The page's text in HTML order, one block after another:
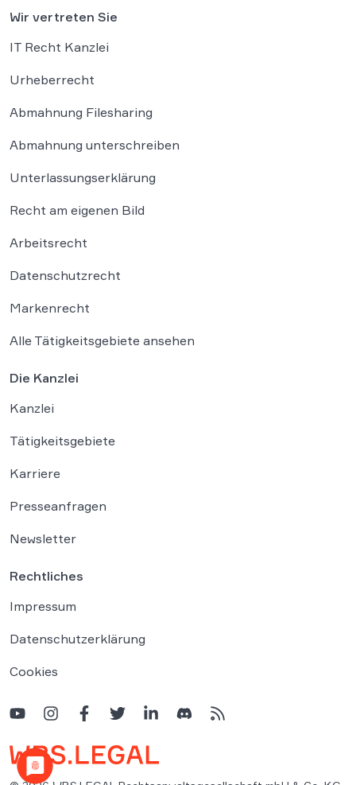
Wir vertreten Sie
IT Recht Kanzlei
Urheberrecht
Abmahnung Filesharing
Abmahnung unterschreiben
Unterlassungserklärung
Recht am eigenen Bild
Arbeitsrecht
Datenschutzrecht
Markenrecht
Alle Tätigkeitsgebiete ansehen
Die Kanzlei
Kanzlei
Tätigkeitsgebiete
Karriere
Presseanfragen
Newsletter
Rechtliches
Impressum
Datenschutzerklärung
Cookies